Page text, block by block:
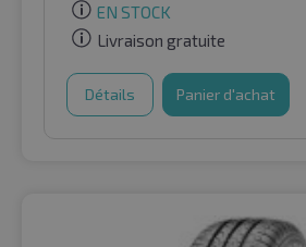
EN STOCK
Livraison gratuite
Détails Panier d'achat